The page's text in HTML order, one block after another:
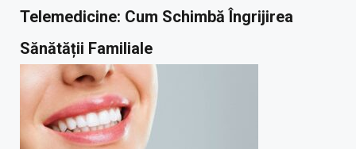
Telemedicine: Cum Schimbă Îngrijirea
Sănătății Familiale